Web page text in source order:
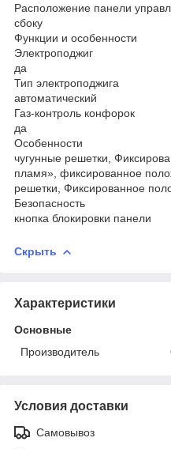
Расположение панели
сбоку
Функции и особенности
Электроподжиг
да
Тип электроподжига
автоматический
Газ-контроль конфорок
да
Особенности
чугунные решетки,
пламя», фиксированное
решетки, Фиксированное
Безопасность
кнопка блокировки панели
Скрыть
Характеристики
Основные
Производитель
Условия доставки
Самовывоз